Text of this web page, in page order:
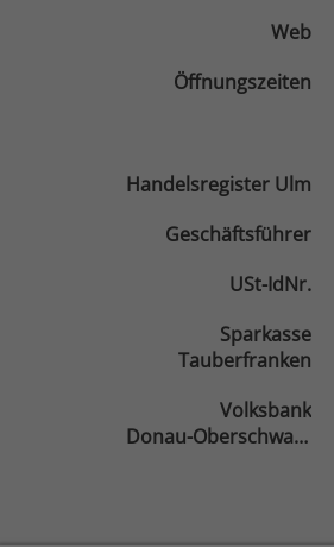
Web
Öffnungszeiten
Handelsregister Ulm
Geschäftsführer
USt-IdNr.
Sparkasse
Tauberfranken
Volksbank
Donau-Oberschwaben